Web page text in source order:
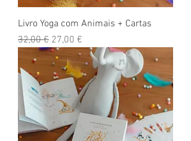
Livro Yoga com Animais + Cartas
Preço normal
32,00 € Preço promocional
27,00 €